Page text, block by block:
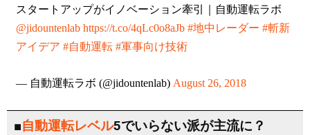
スタートアップがイノベーション牽引｜自動運転ラボ
@jidountenlab https://t.co/4qLc0o8aJb #地中レーダー #斬新
アイデア #自動運転 #軍事向け技術
— 自動運転ラボ (@jidountenlab) August 26, 2018
■自動運転レベル5でいらない派が主流に？